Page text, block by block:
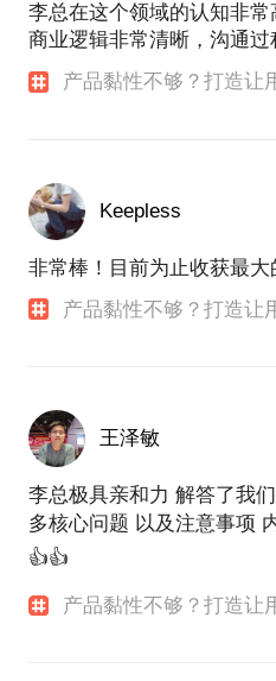
李总在这个领域的认知非
商业逻辑非常清晰，沟通
产品黏性不够？打造让
Keepless
非常棒！目前为止收获最大
产品黏性不够？打造让
王泽敏
李总极具亲和力 解答了我
多核心问题 以及注意事项
👍👍
产品黏性不够？打造让